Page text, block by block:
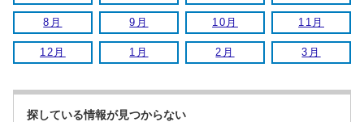
8月 9月 10月 11月
12月 1月 2月 3月
探している情報が見つからない